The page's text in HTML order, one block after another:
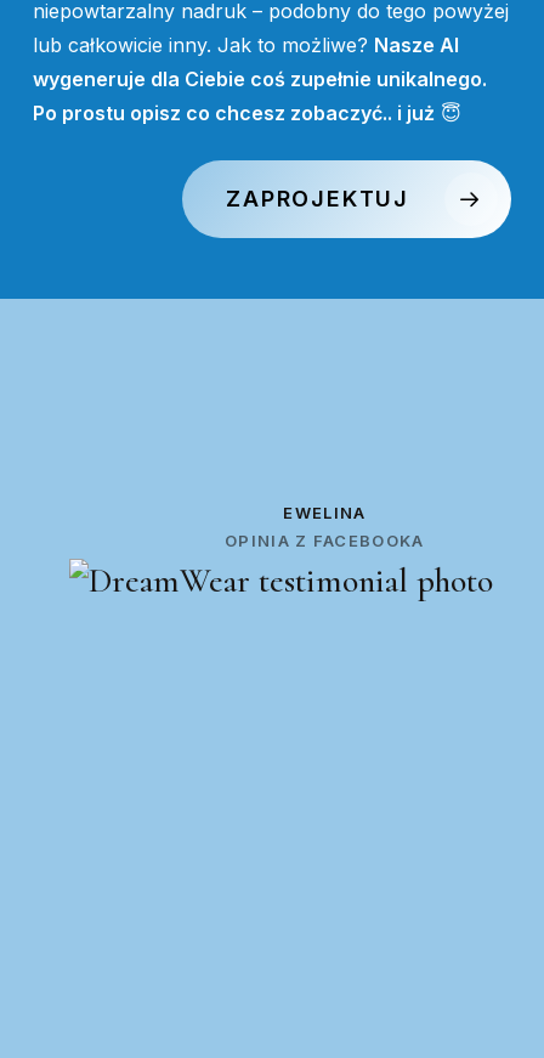
niepowtarzalny nadruk – podobny do tego powyżej
lub całkowicie inny. Jak to możliwe? Nasze AI
wygeneruje dla Ciebie coś zupełnie unikalnego.
Po prostu opisz co chcesz zobaczyć.. i już 😇
ZAPROJEKTUJ
EWELINA
OPINIA Z FACEBOOKA